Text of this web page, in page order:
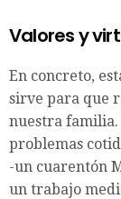
Valores y
En concreto,
sirve para que
nuestra familia.
problemas
-un cuarentón
un trabajo